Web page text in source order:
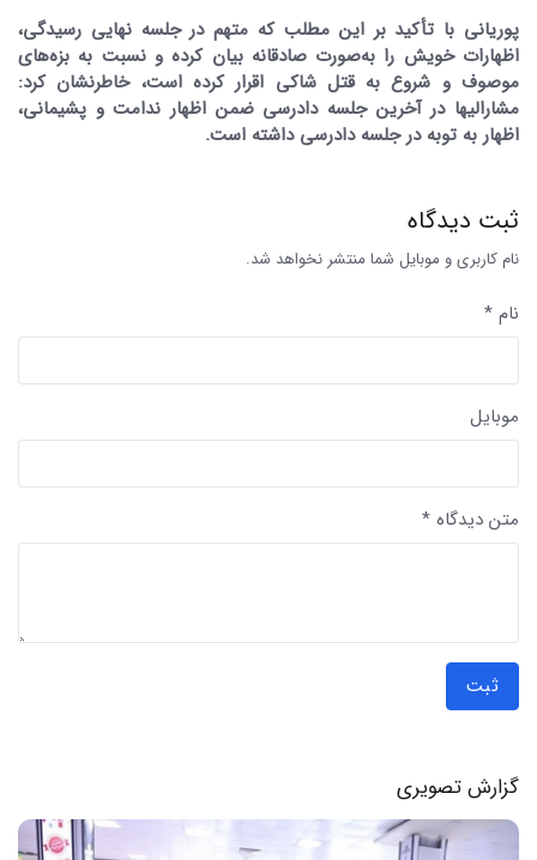
پوریانی با تأکید بر این مطلب که متهم در جلسه نهایی رسیدگی،
اظهارات خویش را به‌صورت صادقانه بیان کرده و نسبت به بزه‌های
موصوف و شروع به قتل شاکی اقرار کرده است، خاطرنشان کرد:
مشارالیها در آخرین جلسه دادرسی ضمن اظهار ندامت و پشیمانی،
اظهار به توبه در جلسه دادرسی داشته است.
ثبت دیدگاه
نام کاربری و موبایل شما منتشر نخواهد شد.
نام *
موبایل
متن دیدگاه *
ثبت
گزارش تصویری